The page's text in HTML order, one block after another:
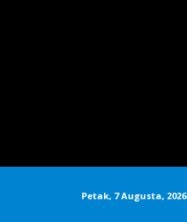
Petak, 7 Augusta, 2026